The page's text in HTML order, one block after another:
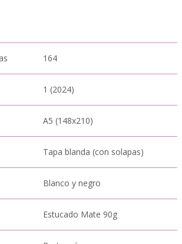
164
1 (2024)
A5 (148x210)
Tapa blanda (con solapas)
Blanco y negro
Estucado Mate 90g